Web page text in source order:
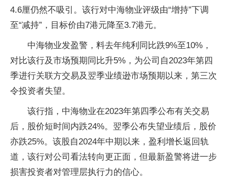
4.6厘仍然不吸引。该行对中海物业评级由“增持”下调
至“减持”，目标价由7港元降至3.7港元。
中海物业发盈警，料去年纯利同比跌9%至10%，
对比该行及市场预期同比升5%，为公司自2023年第四
季进行关联方交易及翌季业绩逊市场预期以来，第三次
令投资者失望。
该行指，中海物业在2023年第四季公布有关交易
后，股价短时间内跌24%。翌季公布失望业绩后，股价
亦跌25%。该股自2024年中期以来，盈利增长返回轨
道，该行对公司看法转向更正面，但最新盈警将进一步
损害投资者对管理层执行力的信心。